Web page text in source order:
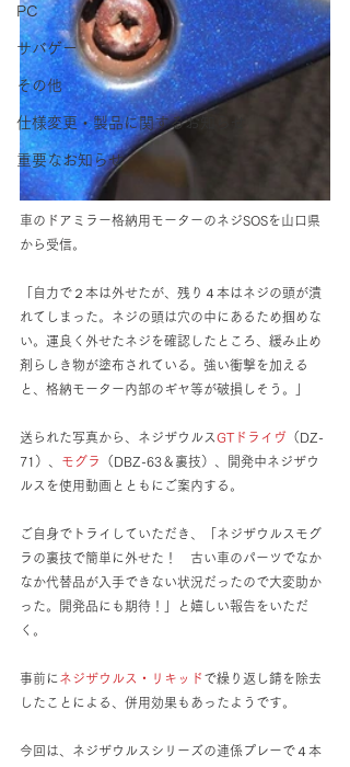
PC
サバゲー
その他
仕様変更・製品に関するお知らせ
重要なお知らせ
車のドアミラー格納用モーターのネジSOSを山口県
から受信。
「自力で２本は外せたが、残り４本はネジの頭が潰
れてしまった。ネジの頭は穴の中にあるため掴めな
い。運良く外せたネジを確認したところ、緩み止め
剤らしき物が塗布されている。強い衝撃を加える
と、格納モーター内部のギヤ等が破損しそう。」
送られた写真から、ネジザウルスGTドライヴ （DZ-
71）、 モグラ
（DBZ-63＆裏技）、開発中ネジザウ
ルスを使用動画とともにご案内する。
ご自身でトライしていただき、「ネジザウルスモグ
ラの裏技で簡単に外せた！　古い車のパーツでなか
なか代替品が入手できない状況だったので大変助か
った。開発品にも期待！」と嬉しい報告をいただ
く。
事前に ネジザウルス・リキッド で繰り返し錆を除去
したことによる、併用効果もあったようです。
今回は、ネジザウルスシリーズの連係プレーで４本